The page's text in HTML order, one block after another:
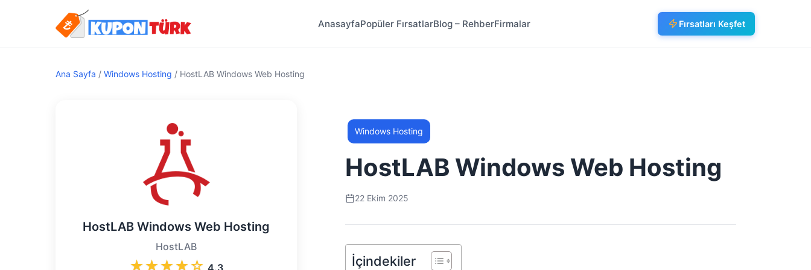
AnasayfaPopüler FırsatlarBlog – RehberFirmalar Fırsatları Keşfet
Ana Sayfa / Windows Hosting / HostLAB Windows Web Hosting
HostLAB Windows Web Hosting
HostLAB
★★★★☆ 4.3
Windows Hosting
HostLAB Windows Web Hosting
22 Ekim 2025
İçindekiler